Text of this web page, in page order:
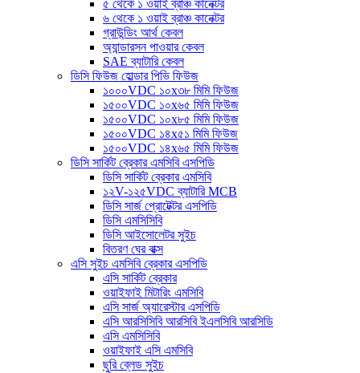
৫ থেকে ১ ওয়াই ব্রাঞ্চ কানেক্টর
৬ থেকে ১ ওয়াই ব্রাঞ্চ কানেক্টর
গ্রাউন্ডিং আর্থ কেবল
অ্যান্ডারসন পাওয়ার কেবল
SAE ব্যাটারি কেবল
ডিসি ফিউজ হোল্ডার পিভি ফিউজ
১০০০VDC ১০x৩৮ মিমি ফিউজ
১৫০০VDC ১০x৬৫ মিমি ফিউজ
১৫০০VDC ১০x৮৫ মিমি ফিউজ
১৫০০VDC ১৪x৫১ মিমি ফিউজ
১৫০০VDC ১৪x৬৫ মিমি ফিউজ
ডিসি সার্কিট ব্রেকার এমসিবি এসপিডি
ডিসি সার্কিট ব্রেকার এমসিবি
১২V-১২৫VDC ব্যাটারি MCB
ডিসি সার্জ প্রোটেক্টর এসপিডি
ডিসি এমসিসিবি
ডিসি আইসোলেটর সুইচ
বিতরণ ঘের বাক্স
এসি সুইচ এমসিবি ব্রেকার এসপিডি
এসি সার্কিট ব্রেকার
ওয়াইফাই মিটারিং এমসিবি
এসি সার্জ অ্যারেস্টার এসপিডি
এসি আরসিসিবি আরসিবি ইএলসিবি আরসিডি
এসি এমসিসিবি
ওয়াইফাই এসি এমসিবি
ছুরি ব্লেড সুইচ